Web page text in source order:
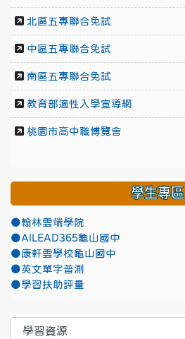
北區五專聯合免試
中區五專聯合免試
南區五專聯合免試
教育部適性入學宣導網
桃園市高中職博覽會
學生專區
●翰林雲端學院
●AILEAD365龜山國中
●康軒雲學校龜山國中
●英文單字普測
●學習扶助評量